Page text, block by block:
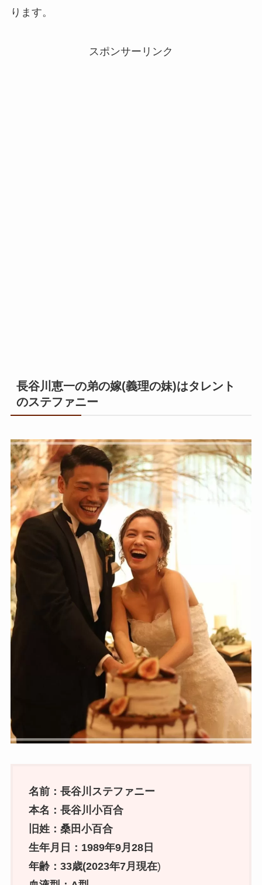
ります。
スポンサーリンク
長谷川恵一の弟の嫁(義理の妹)はタレント
のステファニー
名前：長谷川ステファニー
本名：長谷川小百合
旧姓：桑田小百合
生年月日：1989年9月28日
年齢：33歳(2023年7月現在)